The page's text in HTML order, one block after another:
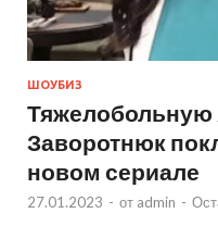
ШОУБИЗ
Тяжелобольную
Заворотнюк
новом сериале
27.01.2023 - от admin -